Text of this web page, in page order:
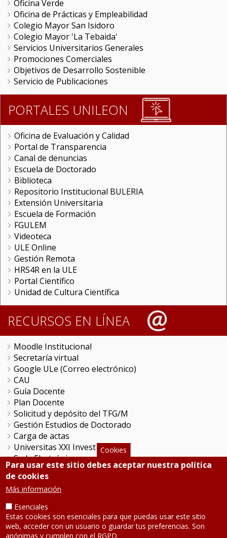
Oficina Verde
Oficina de Prácticas y Empleabilidad
Colegio Mayor San Isidoro
Colegio Mayor 'La Tebaida'
Servicios Universitarios Generales
Promociones Comerciales
Objetivos de Desarrollo Sostenible
Servicio de Publicaciones
PORTALES UNILEON
Oficina de Evaluación y Calidad
Portal de Transparencia
Canal de denuncias
Escuela de Doctorado
Biblioteca
Repositorio Institucional BULERIA
Extensión Universitaria
Escuela de Formación
FGULEM
Videoteca
ULE Online
Gestión Remota
HRS4R en la ULE
Portal Científico
Unidad de Cultura Científica
RECURSOS EN LÍNEA
Moodle Institucional
Secretaría virtual
Google ULe (Correo electrónico)
CAU
Guía Docente
Plan Docente
Solicitud y depósito del TFG/M
Gestión Estudios de Doctorado
Carga de actas
Universitas XXI Investigación
Sede Electrónica
Tramitador unileon
Perfil del Contratante
Portal del Empleado
Servicio de Informática y Comunicaciones
SÍGUENOS
Cookies
Para usar este sitio debes aceptar nuestra política
de cookies
Más información
Esenciales
Estas cookies son esenciales para que puedas usar este sitio
web, acceder con un usuario o guardar tus preferencias. Son
anónimas y cumplen con el RGPD.